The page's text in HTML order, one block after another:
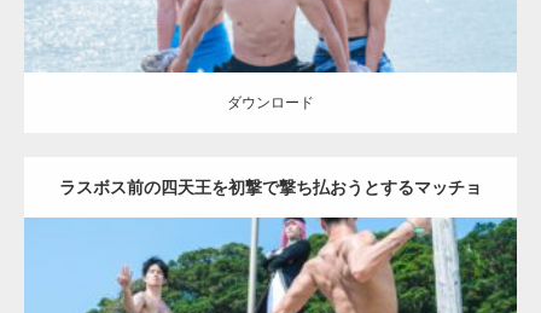
ダウンロード
ラスボス前の四天王を初撃で撃ち払おうとするマッチョ
(縦写真)